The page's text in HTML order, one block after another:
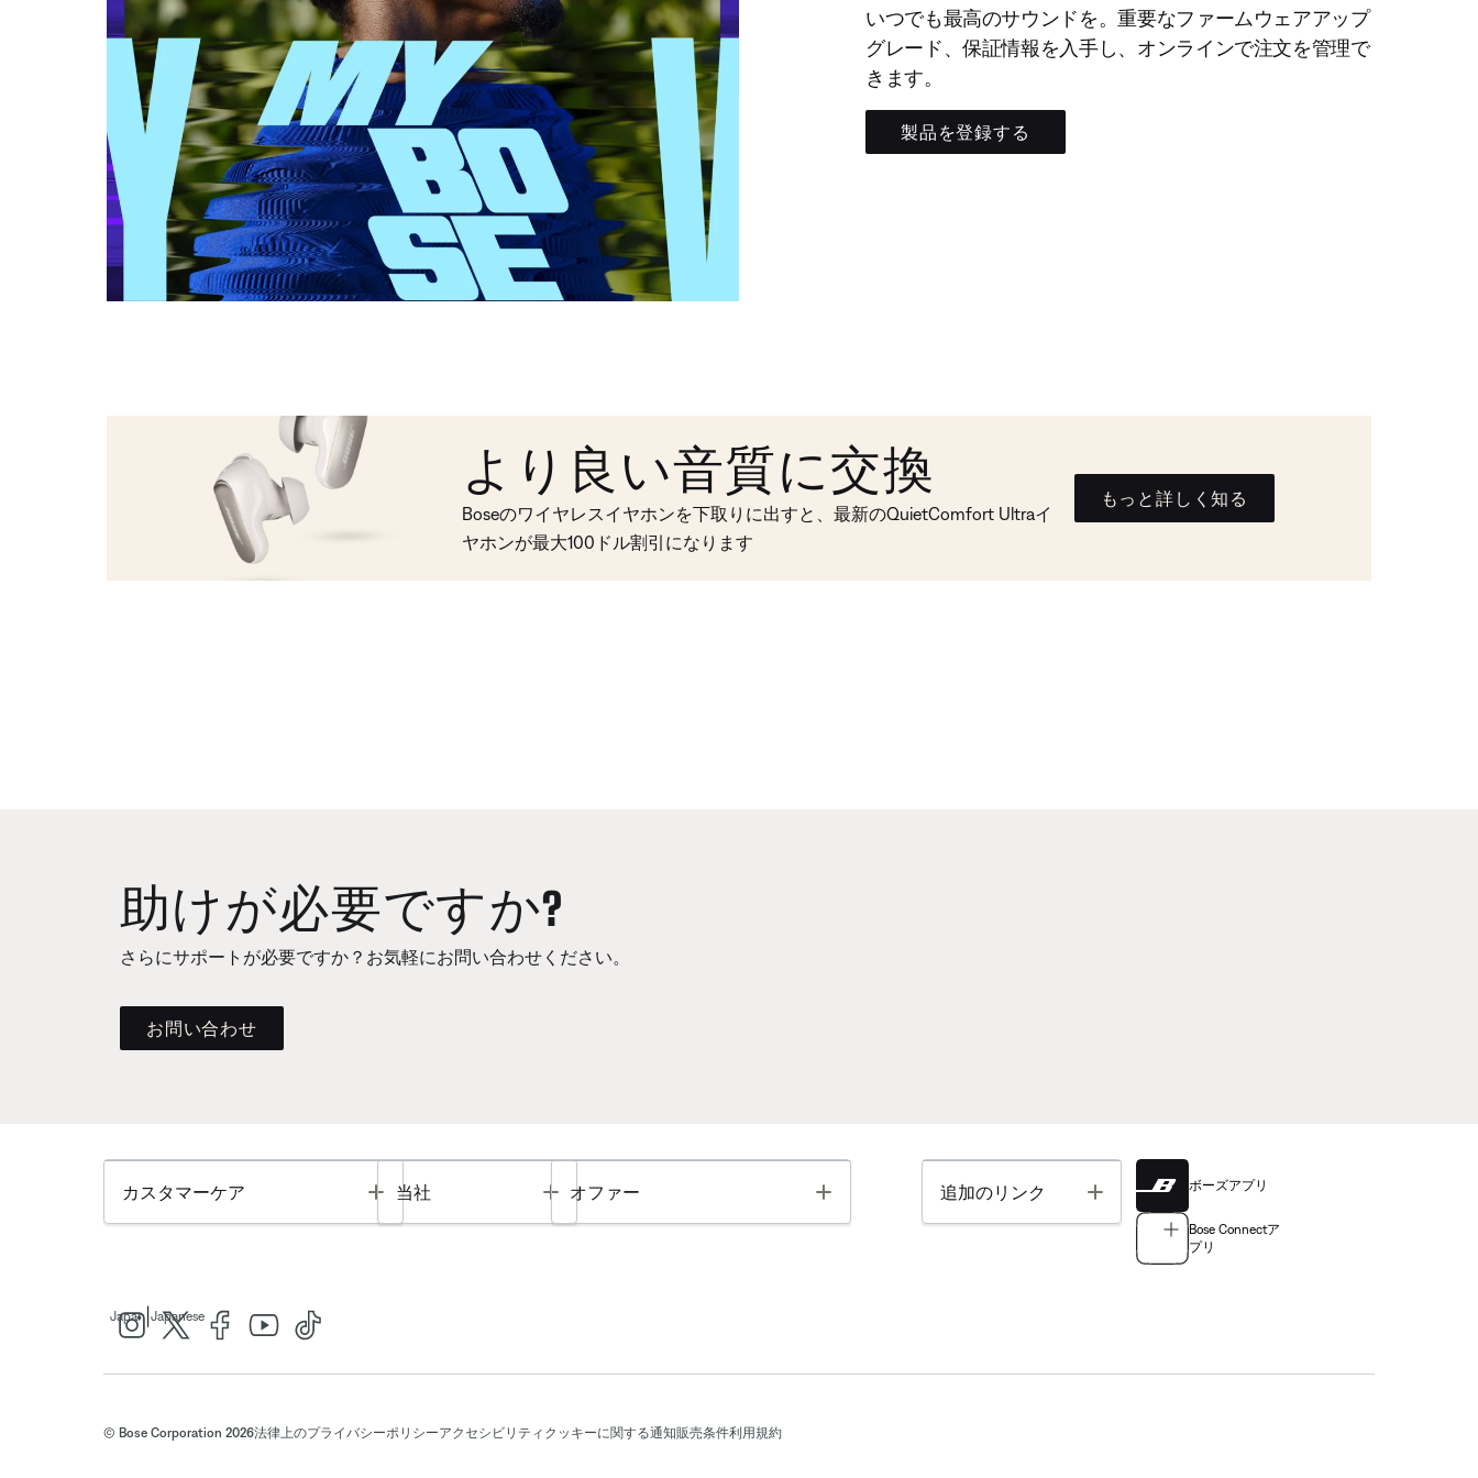
いつでも最高のサウンドを。重要なファームウェアアップ
グレード、保証情報を入手し、オンラインで注文を管理で
きます。
製品を登録する
より良い音質に交換
Boseのワイヤレスイヤホンを下取りに出すと、最新のQuietComfort Ultraイ
ヤホンが最大100ドル割引になります
もっと詳しく知る
助けが必要ですか?
さらにサポートが必要ですか？お気軽にお問い合わせください。
お問い合わせ
カスタマーケア Toggle
当社 Toggle
オファー Toggle 追加のリンク Toggle ボーズアプリ
Bose Connectア
プリ
Japan Japanese
© Bose Corporation 2026法律上のプライバシーポリシーアクセシビリティ クッキーに関する通知販売条件利用規約